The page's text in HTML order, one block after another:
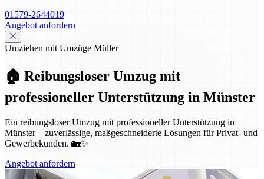
01579-2644019
Angebot anfordern
Umziehen mit Umzüge Müller
🏠 Reibungsloser Umzug mit
professioneller Unterstützung in Münster
Ein reibungsloser Umzug mit professioneller Unterstützung in
Münster – zuverlässige, maßgeschneiderte Lösungen für Privat- und
Gewerbekunden. 🏡✨
Angebot anfordern